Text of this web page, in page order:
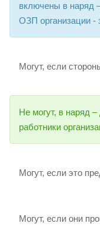
включены в наряд
ОЗП организации -
Могут, если
Не могут, в наряд
работники
Могут, если это
Могут, если они